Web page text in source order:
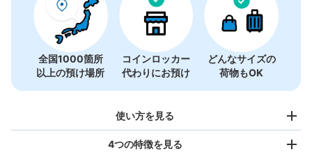
全国1000箇所
以上の預け場所
コインロッカー
代わりにお預け
どんなサイズの
荷物もOK
使い方を見る
4つの特徴を見る